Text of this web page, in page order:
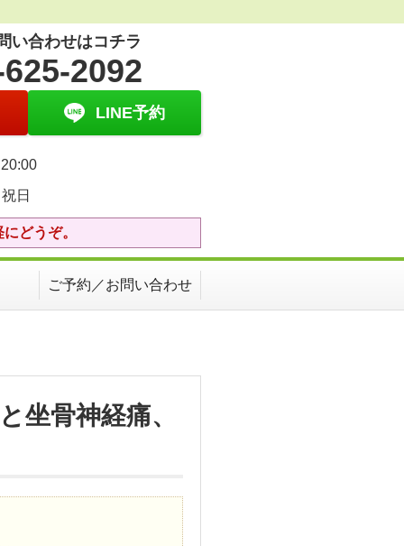
い合わせはコチラ
2092
LINE予約
日
どうぞ。
ご予約／お問い合わせ
坐骨神経痛、